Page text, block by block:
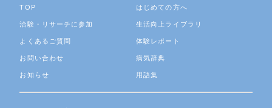
TOP
治験・リサーチに参加
よくあるご質問
お問い合わせ
お知らせ
はじめての方へ
生活向上ライブラリ
体験レポート
病気辞典
用語集